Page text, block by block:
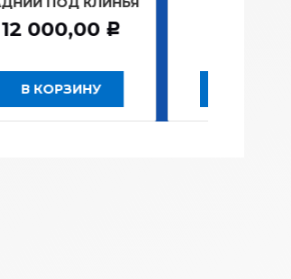
781,20
В КОРЗИНУ